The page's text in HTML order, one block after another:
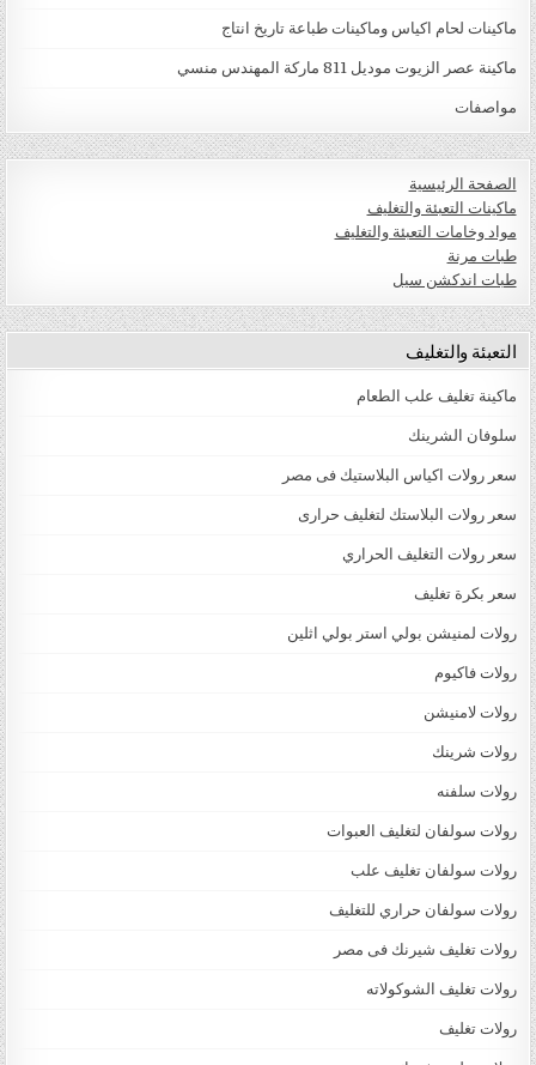
ماكينات لحام اكياس وماكينات طباعة تاريخ انتاج
ماكينة عصر الزيوت موديل 811 ماركة المهندس منسي
مواصفات
الصفحة الرئيسية
ماكينات التعبئة والتغليف
مواد وخامات التعبئة والتغليف
طبات مرنة
طبات اندكشن سيل
التعبئة والتغليف
ماكينة تغليف علب الطعام
سلوفان الشرينك
سعر رولات اكياس البلاستيك فى مصر
سعر رولات البلاستك لتغليف حرارى
سعر رولات التغليف الحراري
سعر بكرة تغليف
رولات لمنيشن بولي استر بولي اثلين
رولات فاكيوم
رولات لامنيشن
رولات شرينك
رولات سلفنه
رولات سولفان لتغليف العبوات
رولات سولفان تغليف علب
رولات سولفان حراري للتغليف
رولات تغليف شيرنك فى مصر
رولات تغليف الشوكولاته
رولات تغليف